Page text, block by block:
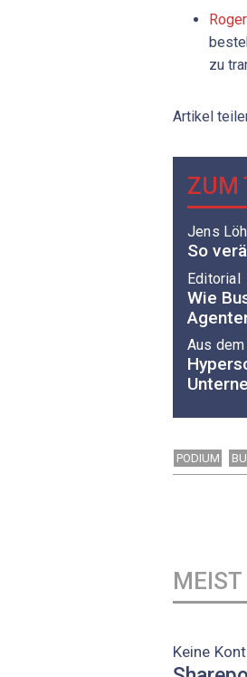
zu
Artikel
ZUM
Jens
So
Editorial
Wie
Aus
PODIUM
MEIST
Keine